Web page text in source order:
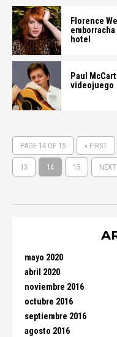
Florence
hotel
Paul
videojuego
PAGE 14 OF 15 « FIRST
13 14 15 NEXT
mayo 2020
abril 2020
noviembre 2016
octubre 2016
septiembre 2016
agosto 2016